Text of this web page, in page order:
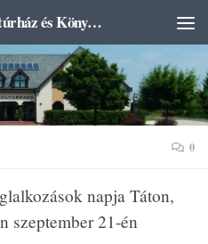
Tát Város Önkormányzat Kultúrház és Könyvtár
0
napja Táton,
szeptember 21-én